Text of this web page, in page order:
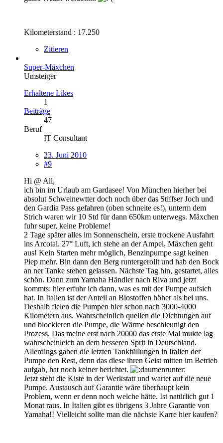
Kilometerstand : 17.250
Zitieren
Super-Mäxchen
Umsteiger
Erhaltene Likes
1
Beiträge
47
Beruf
IT Consultant
23. Juni 2010
#9
Hi @ All,
ich bin im Urlaub am Gardasee! Von München hierher bei
absolut Schweinewtter doch noch über das Stiffser Joch und
den Gardia Pass gefahren (oben schneite es!), unterm dem
Strich waren wir 10 Std für dann 650km unterwegs. Mäxchen
fuhr super, keine Probleme!
2 Tage später alles im Sonnenschein, erste trockene Ausfahrt
ins Arcotal. 27° Luft, ich stehe an der Ampel, Mäxchen geht
aus! Kein Starten mehr möglich, Benzinpumpe sagt keinen
Piep mehr. Bin dann den Berg runtergerollt und hab den Bock
an ner Tanke stehen gelassen. Nächste Tag hin, gestartet, alles
schön. Dann zum Yamaha Händler nach Riva und jetzt
kommts: hier erfuhr ich dann, was es mit der Pumpe aufsich
hat. In Italien ist der Anteil an Biostoffen höher als bei uns.
Deshalb fielen die Pumpen hier schon nach 3000-4000
Kilometern aus. Wahrscheinlich quellen die Dichtungen auf
und blockieren die Pumpe, die Wärme beschleunigt den
Prozess. Das meine erst nach 20000 das erste Mal mukte lag
wahrscheinleich an dem besseren Sprit in Deutschland.
Allerdings gaben die letzten Tankfüllungen in Italien der
Pumpe den Rest, denn das diese ihren Geist mitten im Betrieb
aufgab, hat noch keiner berichtet.
Jetzt steht die Kiste in der Werkstatt und wartet auf die neue
Pumpe. Austausch auf Garantie wäre überhaupt kein
Problem, wenn er denn noch welche hätte. Ist natürlich gut 1
Monat raus. In Italien gibt es übrigens 3 Jahre Garantie von
Yamaha!! Vielleicht sollte man die nächste Karre hier kaufen?